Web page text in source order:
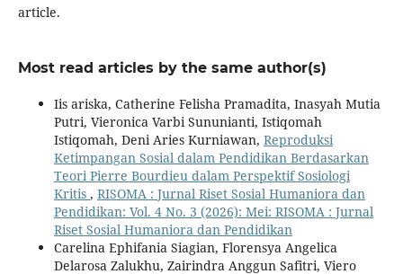
article.
Most read articles by the same author(s)
Iis ariska, Catherine Felisha Pramadita, Inasyah Mutia
Putri, Vieronica Varbi Sununianti, Istiqomah
Istiqomah, Deni Aries Kurniawan, Reproduksi
Ketimpangan Sosial dalam Pendidikan Berdasarkan
Teori Pierre Bourdieu dalam Perspektif Sosiologi
Kritis , RISOMA : Jurnal Riset Sosial Humaniora dan
Pendidikan: Vol. 4 No. 3 (2026): Mei: RISOMA : Jurnal
Riset Sosial Humaniora dan Pendidikan
Carelina Ephifania Siagian, Florensya Angelica
Delarosa Zalukhu, Zairindra Anggun Safitri, Viero